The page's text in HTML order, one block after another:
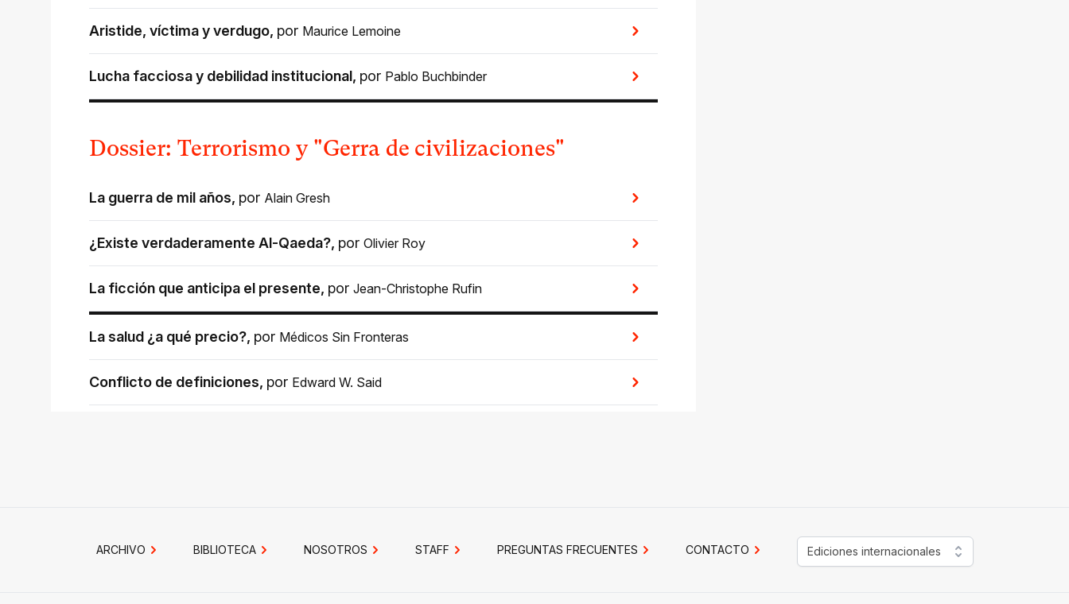
Aristide, víctima y verdugo, por Maurice Lemoine
Lucha facciosa y debilidad institucional, por Pablo Buchbinder
Dossier: Terrorismo y "Gerra de civilizaciones"
La guerra de mil años, por Alain Gresh
¿Existe verdaderamente Al-Qaeda?, por Olivier Roy
La ficción que anticipa el presente, por Jean-Christophe Rufin
La salud ¿a qué precio?, por Médicos Sin Fronteras
Conflicto de definiciones, por Edward W. Said
ARCHIVO BIBLIOTECA NOSOTROS STAFF PREGUNTAS FRECUENTES CONTACTO Ediciones internacionales